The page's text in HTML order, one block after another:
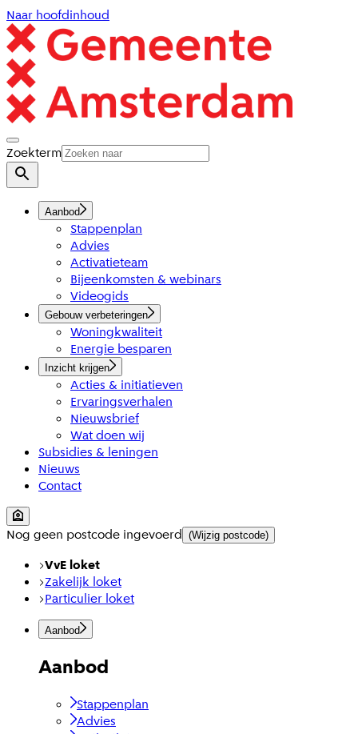
Naar hoofdinhoud
Zoekterm
Aanbod
Stappenplan
Advies
Activatieteam
Bijeenkomsten & webinars
Videogids
Gebouw verbeteringen
Woningkwaliteit
Energie besparen
Inzicht krijgen
Acties & initiatieven
Ervaringsverhalen
Nieuwsbrief
Wat doen wij
Subsidies & leningen
Nieuws
Contact
Nog geen postcode ingevoerd (Wijzig postcode)
VvE loket
Zakelijk loket
Particulier loket
Aanbod
Aanbod
Stappenplan
Advies